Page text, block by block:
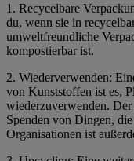
1. Recycelbare
du, wenn sie in
umweltfreundliche
kompostierbar ist.
2. Wiederverwenden:
von Kunststoffen ist es,
wiederzuverwenden.
Spenden von Dingen,
Organisationen ist